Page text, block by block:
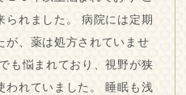
られました。 病院には定期
が、薬は処方されていませ
も悩まれており、視野が狭
われていました。 睡眠も浅